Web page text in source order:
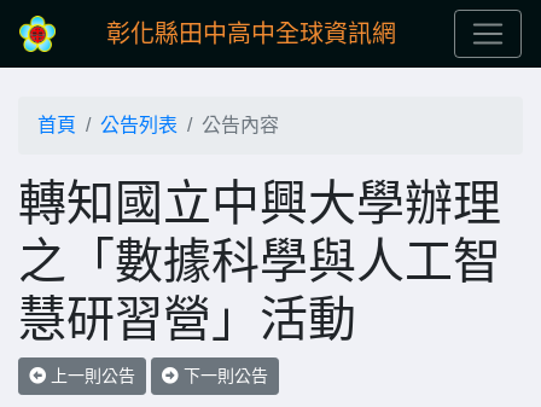
彰化縣田中高中全球資訊網
首頁 公告列表 公告內容
轉知國立中興大學辦理
之「數據科學與人工智
慧研習營」活動
上一則公告 下一則公告